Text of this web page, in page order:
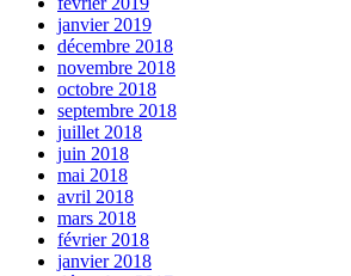
janvier 2019
décembre 2018
novembre 2018
octobre 2018
septembre 2018
juillet 2018
juin 2018
mai 2018
avril 2018
mars 2018
février 2018
janvier 2018